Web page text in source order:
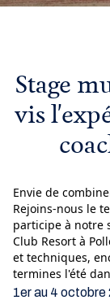
Stage
vis
Envie de
Rejoins-nous le
participe à notre
Club Resort à
et techniques,
termines l'été
1er au 4 octobre